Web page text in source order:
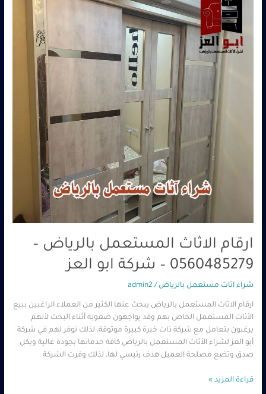
ارقام الاثاث المستعمل بالرياض –
0560485279 – شركة ابو العز
شراء اثاث مستعمل بالرياض /
admin2
ارقام الاثاث المستعمل بالرياض يبحث عنها الكثير من العملاء الراغبين ببيع
الأثاث المستعمل الخاص بهم وقد يواجهون صعوبة أثناء البحث لأنهم
يرغبون بتعامل مع شركة ذات خبرة كبيرة موثوقة، لذلك نوفر لهم في شركة
أبو العز لشراء الأثاث المستعمل بالرياض كافة خدماتها بجودة عالية وبكل
صدق وتضع مصلحة العميل هدف رئيسي لها، لذلك وفرت الشركة
المستعمل
بالرياض
0560485279
قراءة المزيد »